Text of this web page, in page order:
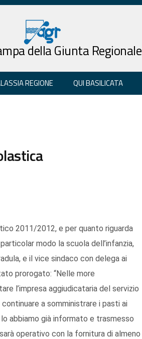
della Giunta Regionale
REGIONE QUI BASILICATA
2011/2012, e per quanto riguarda
modo la scuola dell’infanzia,
e il vice sindaco con delega ai
prorogato: “Nelle more
l’impresa aggiudicataria del servizio
a somministrare i pasti ai
abbiamo già informato e trasmesso
operativo con la fornitura di almeno